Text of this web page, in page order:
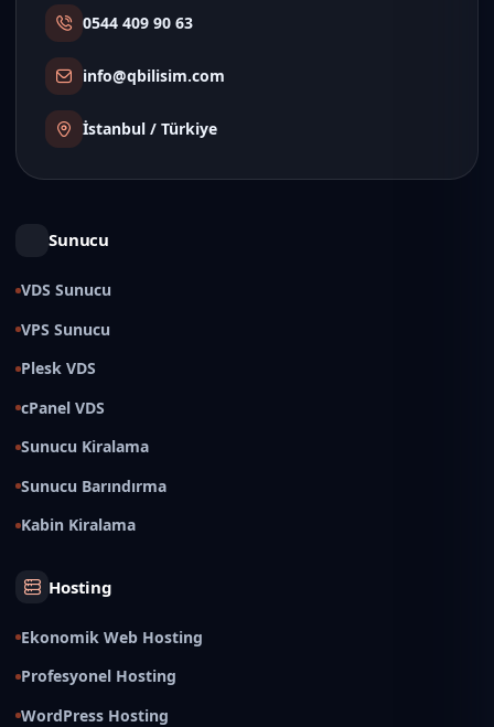
0544 409 90 63
info@qbilisim.com
İstanbul / Türkiye
Sunucu
VDS Sunucu
VPS Sunucu
Plesk VDS
cPanel VDS
Sunucu Kiralama
Sunucu Barındırma
Kabin Kiralama
Hosting
Ekonomik Web Hosting
Profesyonel Hosting
WordPress Hosting